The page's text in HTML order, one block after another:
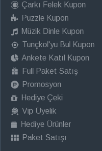
Çarkı Felek Kupon
Puzzle Kupon
Müzik Dinle Kupon
Tunçkol'yu Bul Kupon
Ankete Katıl Kupon
Full Paket Satış
Promosyon
Hediye Çeki
Vip Üyelik
Hediye Ürünler
Paket Satışı